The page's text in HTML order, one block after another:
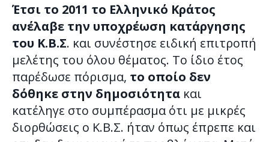
Έτσι το 2011 το Ελληνικό Κράτος
ανέλαβε την υποχρέωση κατάργησης
του Κ.Β.Σ. και συνέστησε ειδική επιτροπή
μελέτης του όλου θέματος. Το ίδιο έτος
παρέδωσε πόρισμα, το οποίο δεν
δόθηκε στην δημοσιότητα και
κατέληγε στο συμπέρασμα ότι με μικρές
διορθώσεις ο Κ.Β.Σ. ήταν όπως έπρεπε και